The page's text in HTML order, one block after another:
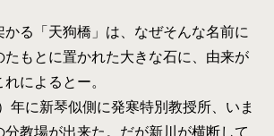
る「天狗橋」は、なぜそんな名前に
たもとに置かれた大きな石に、由来が
によるとー。
に新琴似側に発寒特別教授所、いま
分教場が出来た。だが新川が横断して